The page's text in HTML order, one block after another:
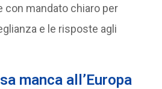
con mandato chiaro per
e le risposte agli
manca all’Europa